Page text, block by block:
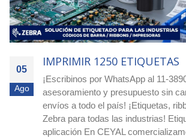
05
Ago
IMPRIMIR 4000 ETIQUETAS
Agilizá tus pocesos! Cotizá ya con
experto! Escribimos a nuestro
o a nuestro e-mail
adhesivas para imprimir que agilizan
stock y los envíos en cualquier